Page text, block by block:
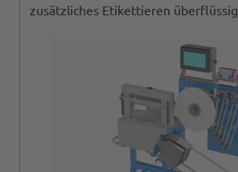
zusätzliches Etikettieren überflüssig.